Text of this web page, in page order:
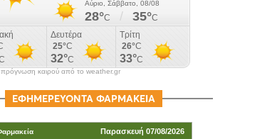
πρόγνωση καιρού από το weather.gr
ΕΦΗΜΕΡΕΥΟΝΤΑ ΦΑΡΜΑΚΕΙΑ